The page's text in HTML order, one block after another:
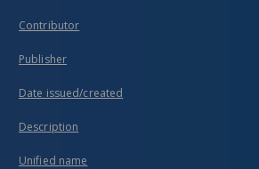
Contributor
Publisher
Date issued/created
Description
Unified name